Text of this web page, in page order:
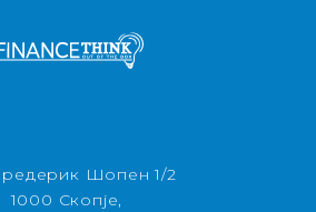
Шопен 1/2
1000 Скопје,